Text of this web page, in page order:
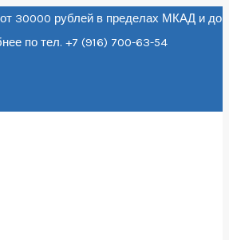
от 30000 рублей в пределах МКАД и до
по тел. +7 (916) 700-63-54